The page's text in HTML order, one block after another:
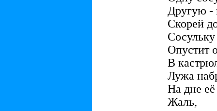
Другую -
Скорей
Сосульку
Опустит
В
Лужа
На дне её
Жаль,